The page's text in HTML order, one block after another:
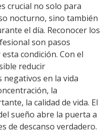
crucial no solo para
nocturno, sino también
el día. Reconocer los
son pasos
condición. Con el
reducir
en la vida
la
la calidad de vida. El
sueño abre la puerta a
de descanso verdadero.